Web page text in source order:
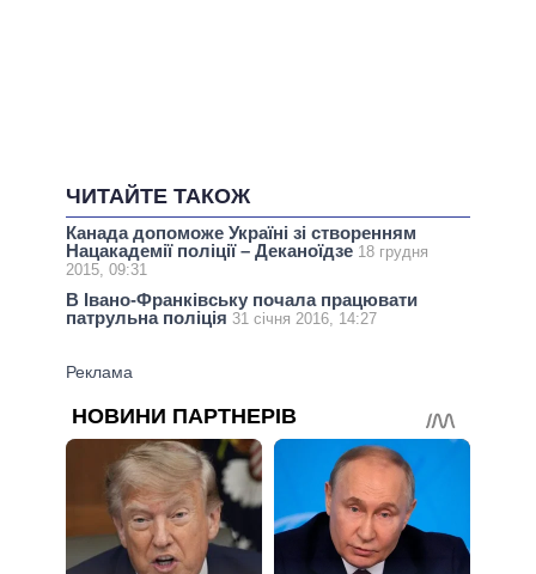
ЧИТАЙТЕ ТАКОЖ
Канада допоможе Україні зі створенням
Нацакадемії поліції – Деканоїдзе 18 грудня
2015, 09:31
В Івано-Франківську почала працювати
патрульна поліція 31 січня 2016, 14:27